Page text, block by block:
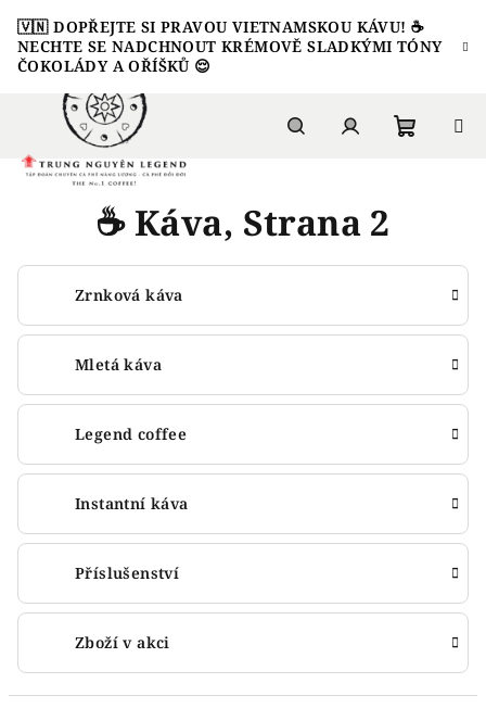
na
obsah
🇻🇳 DOPŘEJTE SI PRAVOU VIETNAMSKOU KÁVU! ☕️
NECHTE SE NADCHNOUT KRÉMOVĚ SLADKÝMI TÓNY
ČOKOLÁDY A OŘÍŠKŮ 😌
☕️ Káva, Strana 2
Zrnková káva
Mletá káva
Legend coffee
Instantní káva
Příslušenství
Zboží v akci